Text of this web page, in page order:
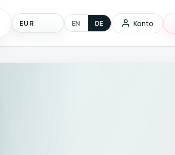
Anzeigewaehrung
EN DE Konto